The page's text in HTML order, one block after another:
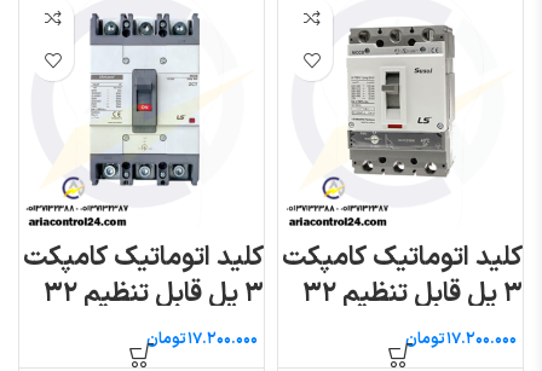
کلید اتوماتیک کامپکت
۳ پل قابل تنظیم ۳۲
آمپر (سوسل) ال اس
تومان
کلید اتوماتیک کامپکت
۳ پل قابل تنظیم ۳۲
آمپر (متاسول) ال اس
تومان